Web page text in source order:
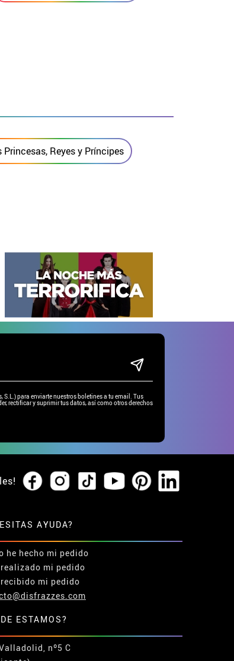
Princesas, Reyes y Príncipes
S.L.) para enviarte nuestros boletines a tu email. Tus
rectificar y suprimir tus datos, así como otros derechos
AYUDA?
he hecho mi pedido
mi pedido
mi pedido
ESTAMOS?
nº5 C